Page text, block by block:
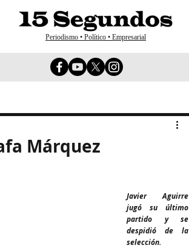
Periodismo • Político • Empresarial
Márquez
Javier Aguirre
jugó su último
partido y se
despidió de la
selección.